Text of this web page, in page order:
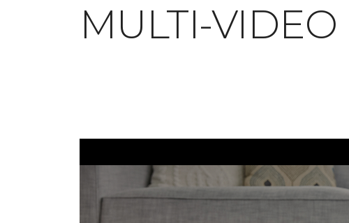
MULTI-VIDEO